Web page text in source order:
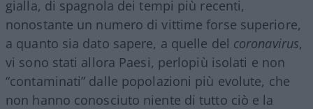
gialla, di spagnola dei tempi più recenti,
nonostante un numero di vittime forse superiore,
a quanto sia dato sapere, a quelle del coronavirus,
vi sono stati allora Paesi, perlopiù isolati e non
“contaminati” dalle popolazioni più evolute, che
non hanno conosciuto niente di tutto ciò e la